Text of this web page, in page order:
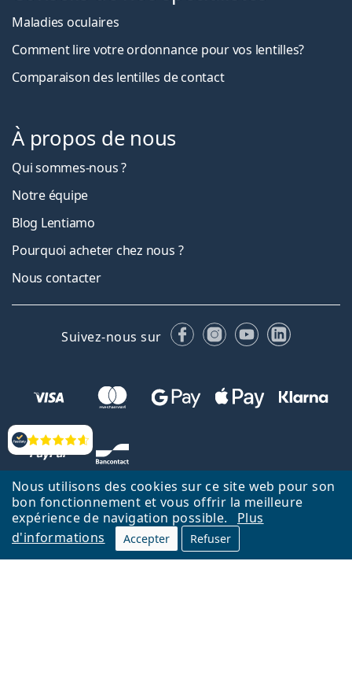
Nous utilisons des cookies sur ce site web pour son
bon fonctionnement et vous offrir la meilleure
expérience de navigation possible.
Plus
d'informations
Accepter Refuser
Évaluation
Maladies oculaires
Comment lire votre ordonnance pour vos lentilles?
Comparaison des lentilles de contact
À propos de nous
Qui sommes-nous ?
Notre équipe
Blog Lentiamo
Pourquoi acheter chez nous ?
Nous contacter
Suivez-nous sur FacebookInstagram
YouTubeLinkedIn
Retour à la page d'accueil Haut
Nederlands